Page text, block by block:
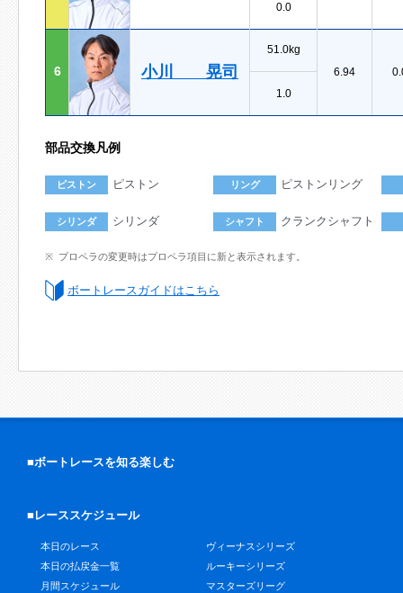
0.0
6 小川 晃司
51.0kg
6.94
1.0
部品交換凡例
ピストン ピストン リング ピストンリング
シリンダ シリンダ シャフト クランクシャフト
プロペラの変更時はプロペラ項目に新と表示されます。
ボートレースガイドはこちら
■ボートレースを知る楽しむ
■レーススケジュール
本日のレース
本日の払戻金一覧
月間スケジュール
ヴィーナスシリーズ
ルーキーシリーズ
マスターズリーグ